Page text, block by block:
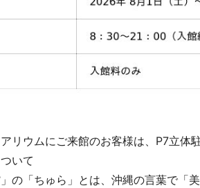
リウムにご来館のお客様は、P7立体
いて
」の「ちゅら」とは、沖縄の言葉で「